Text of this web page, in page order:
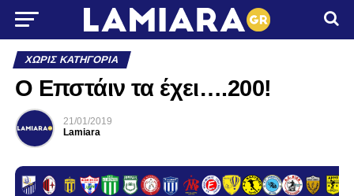
ΧΩΡΊΣ ΚΑΤΗΓΟΡΊΑ
Ο Επστάιν τα έχει….200!
21/01/2019
Lamiara